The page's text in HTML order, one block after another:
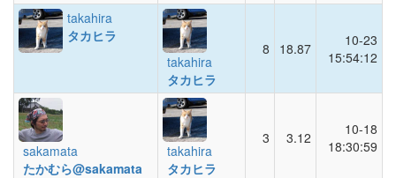
takahira
タカヒラ
takahira
タカヒラ
8 18.87
10-23
15:54:12
sakamata
たかむら@sakamata
takahira
タカヒラ
3 3.12
10-18
18:30:59